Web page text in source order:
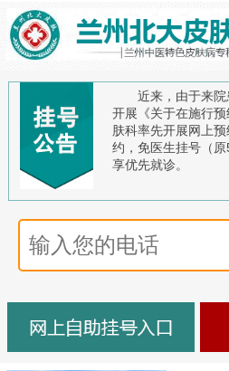
近来，由于来
开展《关于在施行
肤科率先开展网上
约，免医生挂号（原
享优先就诊。